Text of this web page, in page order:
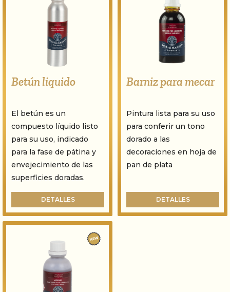
Betún liquido
El betún es un
compuesto líquido listo
para su uso, indicado
para la fase de pátina y
envejecimiento de las
superficies doradas.
DETALLES
Barniz para mecar
Pintura lista para su uso
para conferir un tono
dorado a las
decoraciones en hoja de
pan de plata
DETALLES